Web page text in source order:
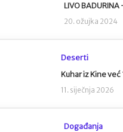
LIVO
20. ožujka 2024
Deserti
Kuhar iz Kine
11. siječnja 2026
Događanja